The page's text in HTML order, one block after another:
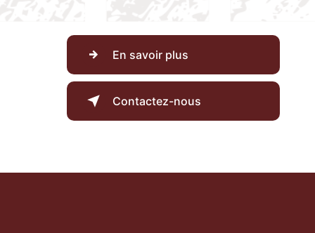
En savoir plus
Contactez-nous